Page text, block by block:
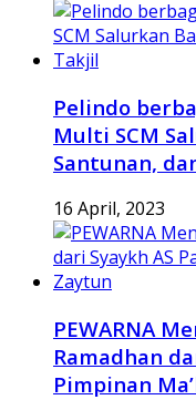
Pelindo
Multi SCM
Santunan,
16 April, 2023
PEWARNA
Ramadhan
Pimpinan